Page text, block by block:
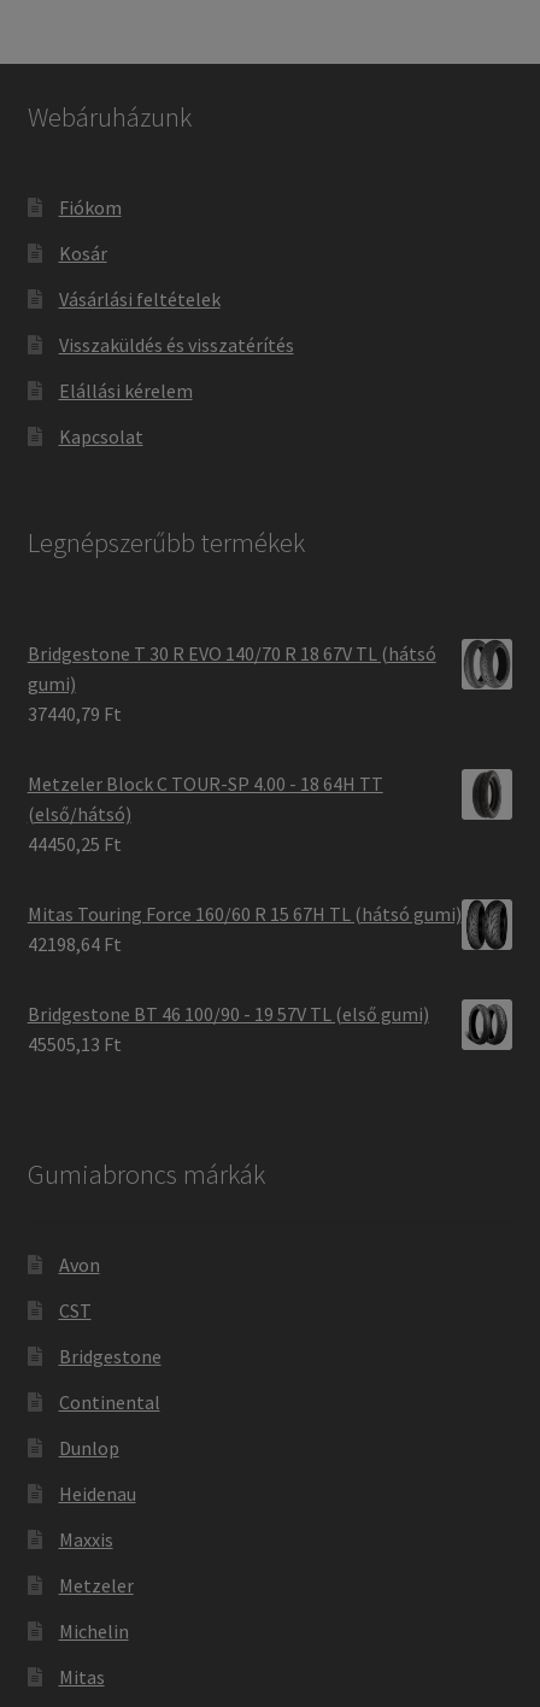
Webáruházunk
Fiókom
Kosár
Vásárlási feltételek
Visszaküldés és visszatérítés
Elállási kérelem
Kapcsolat
Legnépszerűbb termékek
Bridgestone T 30 R EVO 140/70 R 18 67V TL (hátsó
gumi)
37440,79 Ft
Metzeler Block C TOUR-SP 4.00 - 18 64H TT
(első/hátsó)
44450,25 Ft
Mitas Touring Force 160/60 R 15 67H TL (hátsó gumi)
42198,64 Ft
Bridgestone BT 46 100/90 - 19 57V TL (első gumi)
45505,13 Ft
Gumiabroncs márkák
Avon
CST
Bridgestone
Continental
Dunlop
Heidenau
Maxxis
Metzeler
Michelin
Mitas